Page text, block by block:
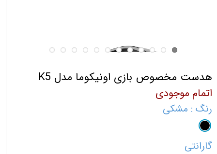
هدست مخصوص بازی اونیکوما مدل K5
اتمام موجودی
رنگ : مشکی
گارانتی